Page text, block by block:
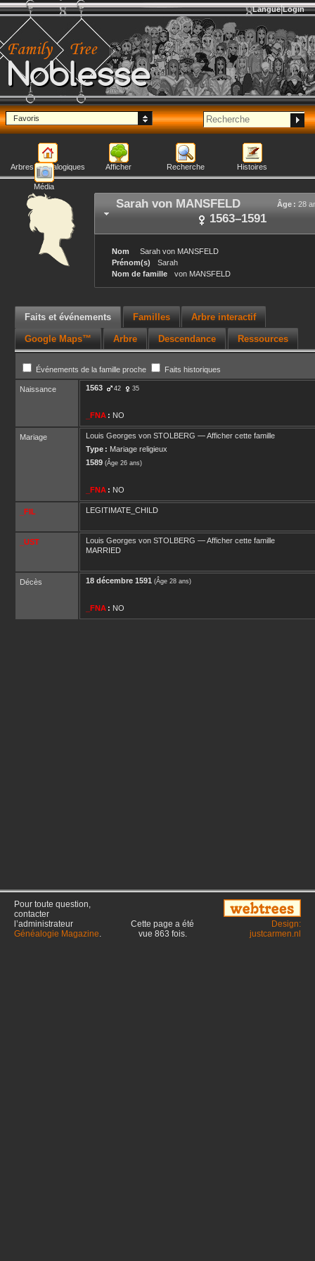
Noblesse
Langue Login
Favoris
Arbres généalogiques Afficher Recherche Histoires
Média
Sarah von MANSFELD Âge : 28
1563–1591
Nom Sarah von MANSFELD
Prénom(s)
Sarah
Nom de famille
von MANSFELD
Faits et événements Familles Arbre interactif
Google Maps™ Arbre Descendance Ressources
Événements de la famille proche Faits historiques
Naissance 1563 42 35
_FNA : NO
Mariage Louis Georges von STOLBERG —Afficher cette famille
Type : Mariage religieux
1589 (Âge 26 ans)
_FNA : NO
_FIL LEGITIMATE_CHILD
_UST Louis Georges von STOLBERG —Afficher cette famille
MARRIED
Décès 18 décembre 1591 (Âge 28 ans)
_FNA : NO
Pour toute question,
contacter
l’administrateur
Généalogie Magazine.
Cette page a été
vue 863 fois.
Design:
justcarmen.nl